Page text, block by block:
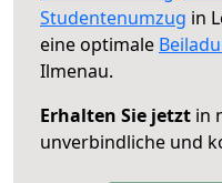
Studentenumzug in
eine optimale
Ilmenau.
Erhalten Sie jetzt in
unverbindliche und